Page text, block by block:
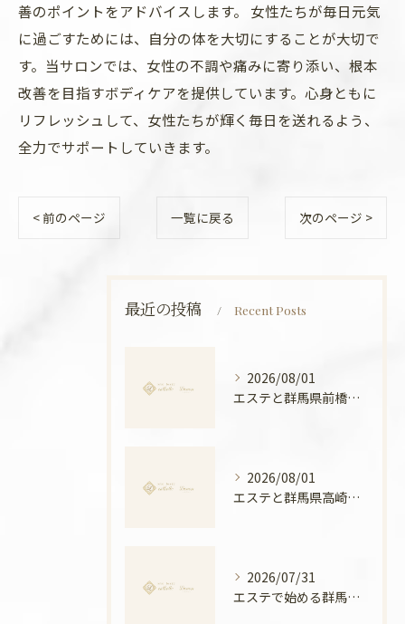
善のポイントをアドバイスします。 女性たちが毎日元気
に過ごすためには、自分の体を大切にすることが大切で
す。当サロンでは、女性の不調や痛みに寄り添い、根本
改善を目指すボディケアを提供しています。心身ともに
リフレッシュして、女性たちが輝く毎日を送れるよう、
全力でサポートしていきます。
< 前のページ 一覧に戻る 次のページ >
最近の投稿 Recent Posts
2026/08/01
エステと群馬県前橋市ボディメンテナンス徹底比較と安心できる選び方ガイド
2026/08/01
エステと群馬県高崎市の骨盤ケアで叶える産後ケアと美姿勢の新常識
2026/07/31
エステで始める群馬県高崎市の温活美容と冷え対策徹底ガイド